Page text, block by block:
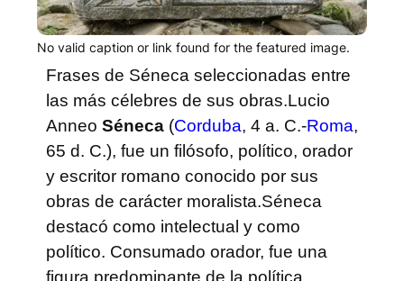
No valid caption or link found for the featured image.
Frases de Séneca seleccionadas entre
las más célebres de sus obras.Lucio
Anneo Séneca(Corduba, 4 a. C.-Roma,
65 d. C.), fue un filósofo, político, orador
y escritor romano conocido por sus
obras de carácter moralista.Séneca
destacó como intelectual y como
político. Consumado orador, fue una
figura predominante de la política